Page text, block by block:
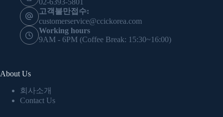
고객불만접수:
customerservice@ccickorea.com
Working hours
9AM - 6PM (Coffee Break: 15:30~16:00)
About Us
회사소개
Contact Us